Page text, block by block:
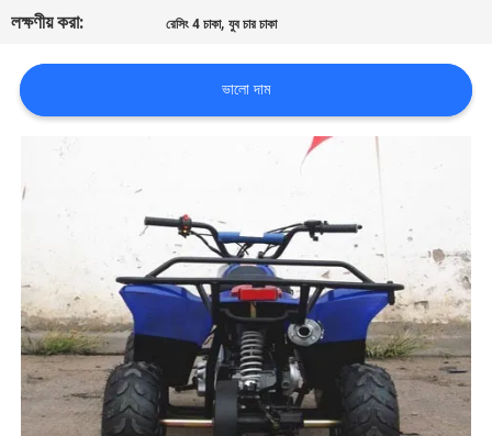
উদ্ধৃতির
জন্য
আবেদন
সাইট
গোপনীয়তা
নীতি
লক্ষণীয় করা:
রেসিং 4 চাকা,যুব চার চাকা
ভালো দাম